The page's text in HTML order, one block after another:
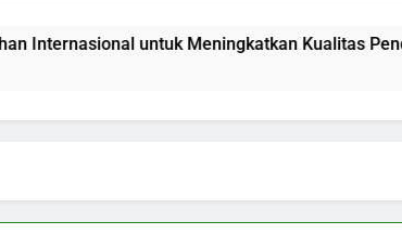
untuk Meningkatkan Kualitas Pendidikan